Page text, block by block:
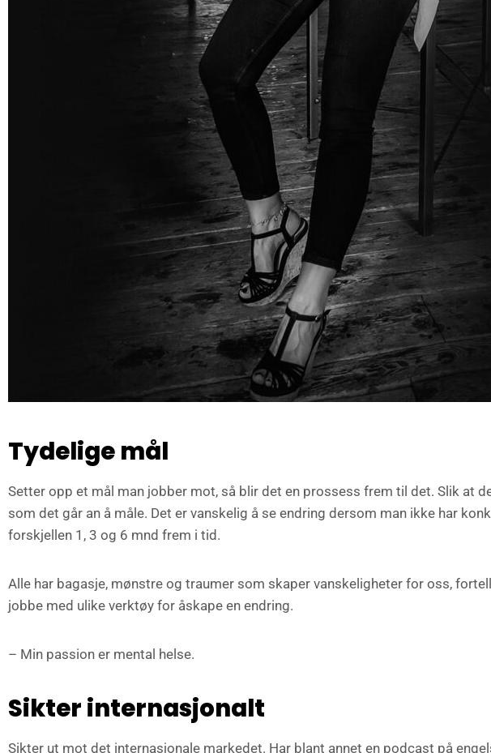
Tydelige mål
Setter opp et mål man jobber mot, så blir det en prossess frem til det. Slik at
som det går an å måle. Det er vanskelig å se endring dersom man ikke har
forskjellen 1, 3 og 6 mnd frem i tid.
Alle har bagasje, mønstre og traumer som skaper vanskeligheter for oss,
jobbe med ulike verktøy for åskape en endring.
– Min passion er mental helse.
Sikter internasjonalt
Sikter ut mot det internasjonale markedet. Har blant annet en podcast på